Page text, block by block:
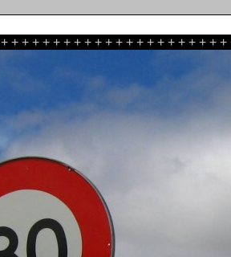
+ + + + + + + + + + + + + + + + + + + + + +